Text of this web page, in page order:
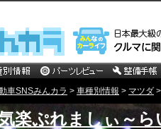
車SNSみんカラ > 車種別情報 > マツダ >
楽ぷれましぃ～ら